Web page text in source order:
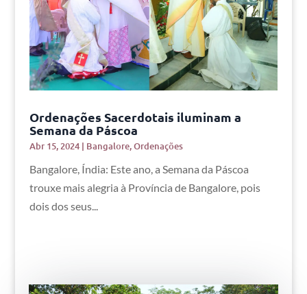
Ordenações Sacerdotais iluminam a
Semana da Páscoa
Abr 15, 2024| Bangalore,Ordenações
Bangalore, Índia: Este ano, a Semana da Páscoa
trouxe mais alegria à Província de Bangalore, pois
dois dos seus...